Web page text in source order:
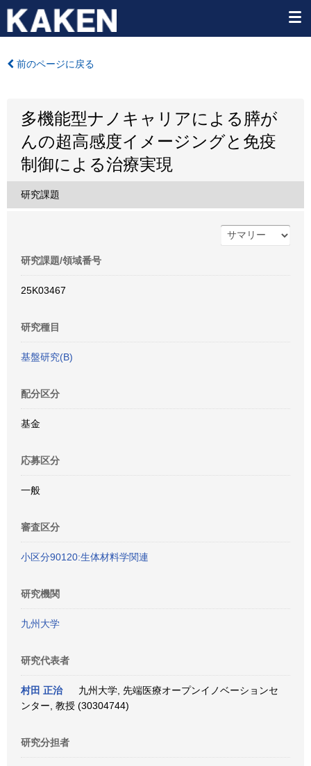
前のページに戻る
多機能型ナノキャリアによる膵が
んの超高感度イメージングと免疫
制御による治療実現
研究課題
研究課題/領域番号
25K03467
研究種目
基盤研究(B)
配分区分
基金
応募区分
一般
審査区分
小区分90120:生体材料学関連
研究機関
九州大学
研究代表者
村田 正治
九州大学, 先端医療オープンイノベーションセ
ンター, 教授 (30304744)
研究分担者